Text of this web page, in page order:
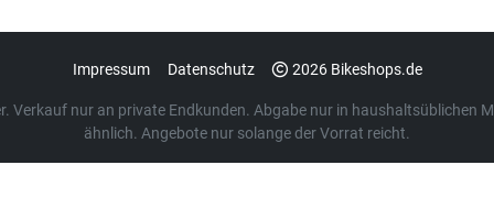
Impressum Datenschutz 2026 Bikeshops.de
Verkauf nur an private Endkunden. Abgabe nur in haushaltsüblichen
ähnlich. Angebote nur solange der Vorrat reicht.